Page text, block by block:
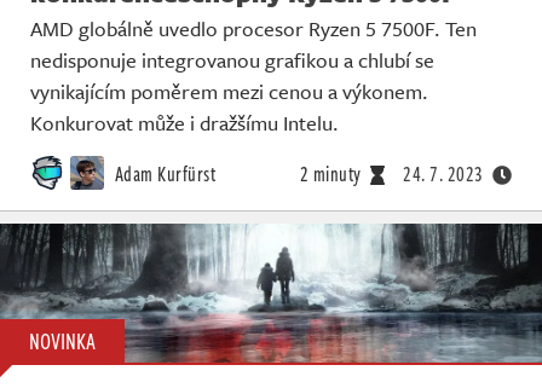
AMD globálně uvedlo procesor Ryzen 5 7500F. Ten
nedisponuje integrovanou grafikou a chlubí se
vynikajícím poměrem mezi cenou a výkonem.
Konkurovat může i dražšímu Intelu.
Adam Kurfürst 2 minuty 24. 7. 2023
NOVINKA